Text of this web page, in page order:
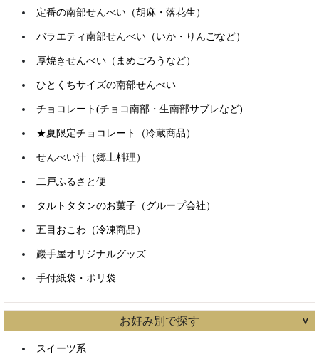
すべて含む
カテゴリで絞り込む
定番の南部せんべい（胡麻・落花生）
バラエティ南部せんべい（いか・りんごなど）
厚焼きせんべい（まめごろうなど）
ひとくちサイズの南部せんべい
チョコレート(チョコ南部・生南部サブレなど)
★夏限定チョコレート（冷蔵商品）
せんべい汁（郷土料理）
二戸ふるさと便
タルトタタンのお菓子（グループ会社）
五目おこわ（冷凍商品）
巖手屋オリジナルグッズ
手付紙袋・ポリ袋
お好み別で探す
スイーツ系